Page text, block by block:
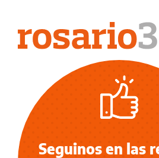
Seguinos en las